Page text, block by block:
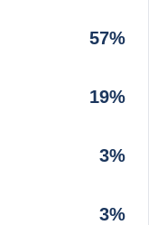
57%
19%
3%
3%